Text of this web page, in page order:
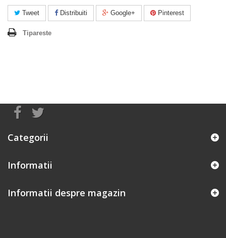
Tweet Distribuiti Google+ Pinterest
Tipareste
Categorii
Informatii
Informatii despre magazin